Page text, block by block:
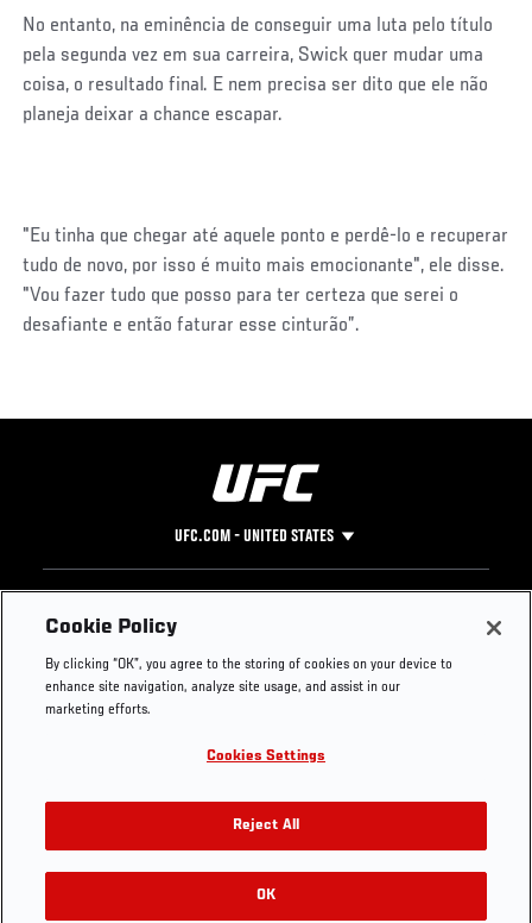
No entanto, na eminência de conseguir uma luta pelo título
pela segunda vez em sua carreira, Swick quer mudar uma
coisa, o resultado final. E nem precisa ser dito que ele não
planeja deixar a chance escapar.
"Eu tinha que chegar até aquele ponto e perdê-lo e recuperar
tudo de novo, por isso é muito mais emocionante", ele disse.
"Vou fazer tudo que posso para ter certeza que serei o
desafiante e então faturar esse cinturão”.
UFC.COM - UNITED STATES
Footer
UFC
UFC Foundation
UFC Careers
Store
UFC Video
Instagram
YouTube
TikTok
Twitter
Press
Cookie Policy
By clicking “OK”, you agree to the storing of cookies on your device to
enhance site navigation, analyze site usage, and assist in our
marketing efforts.
Cookies Settings
Reject All
OK